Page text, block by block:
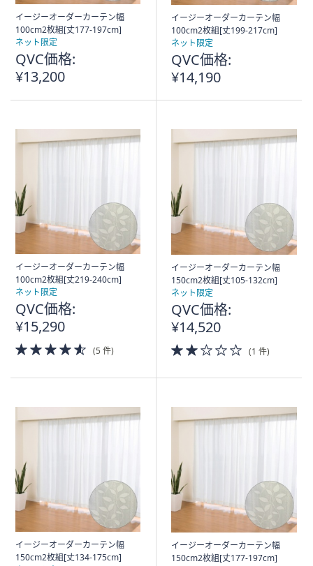
し
て
閲
覧
で
す。
イージーオーダーカーテン幅
100cm2枚組[丈177-197cm]
ネット限定
QVC価格:
¥13,200
イージーオーダーカーテン幅
100cm2枚組[丈199-217cm]
ネット限定
QVC価格:
¥14,190
イージーオーダーカーテン幅
100cm2枚組[丈219-240cm]
ネット限定
QVC価格:
¥15,290
4.5
of
(5 件)
イージーオーダーカーテン幅
150cm2枚組[丈105-132cm]
ネット限定
QVC価格:
¥14,520
2.0
of
(1 件)
イージーオーダーカーテン幅
150cm2枚組[丈134-175cm]
イージーオーダーカーテン幅
150cm2枚組[丈177-197cm]